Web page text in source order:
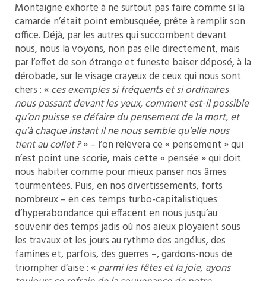
Montaigne exhorte à ne surtout pas faire comme si la
camarde n’était point embusquée, prête à remplir son
office. Déjà, par les autres qui succombent devant
nous, nous la voyons, non pas elle directement, mais
par l’effet de son étrange et funeste baiser déposé, à la
dérobade, sur le visage crayeux de ceux qui nous sont
chers : «ces exemples si fréquents et si ordinaires
nous passant devant les yeux, comment est-il possible
qu’on puisse se défaire du pensement de la mort, et
qu’à chaque instant il ne nous semble qu’elle nous
tient au collet ?» – l’on relèvera ce « pensement » qui
n’est point une scorie, mais cette « pensée » qui doit
nous habiter comme pour mieux panser nos âmes
tourmentées. Puis, en nos divertissements, forts
nombreux – en ces temps turbo-capitalistiques
d’hyperabondance qui effacent en nous jusqu’au
souvenir des temps jadis où nos aïeux ployaient sous
les travaux et les jours au rythme des angélus, des
famines et, parfois, des guerres –, gardons-nous de
triompher d’aise : «parmi les fêtes et la joie, ayons